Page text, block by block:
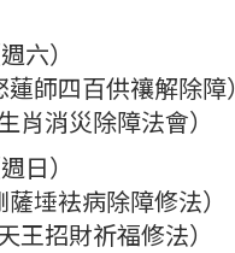
六）
師四百供禳解除障）
肖消災除障法會）
日）
埵袪病除障修法）
王招財祈福修法）